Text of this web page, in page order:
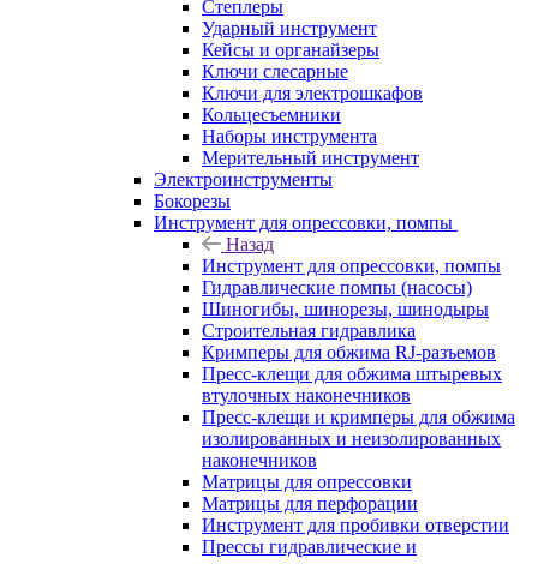
Степлеры
Ударный инструмент
Кейсы и органайзеры
Ключи слесарные
Ключи для электрошкафов
Кольцесъемники
Наборы инструмента
Мерительный инструмент
Электроинструменты
Бокорезы
Инструмент для опрессовки, помпы
Назад
Инструмент для опрессовки, помпы
Гидравлические помпы (насосы)
Шиногибы, шинорезы, шинодыры
Строительная гидравлика
Кримперы для обжима RJ-разъемов
Пресс-клещи для обжима штыревых
втулочных наконечников
Пресс-клещи и кримперы для обжима
изолированных и неизолированных
наконечников
Матрицы для опрессовки
Матрицы для перфорации
Инструмент для пробивки отверстии
Прессы гидравлические и